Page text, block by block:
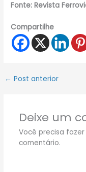
Fonte: Revista
Compartilhe
← Post anterior
Deixe um
Você precisa fazer
comentário.